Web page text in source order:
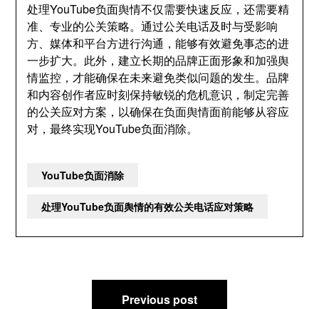
处理YouTube负面舆情不仅需要快速反应，还需要精
准、专业的公关策略。通过公关电话及时与受影响
方、媒体和平台方进行沟通，能够有效避免事态的进
一步扩大。此外，建立长期的品牌正面形象和加强舆
情监控，才能确保在未来避免类似问题的发生。品牌
和内容创作者应时刻保持敏锐的危机意识，制定完善
的公关应对方案，以确保在负面舆情面前能够从容应
对，最终实现YouTube负面消除。
YouTube负面消除
处理YouTube负面舆情的有效公关电话应对策略
Previous post